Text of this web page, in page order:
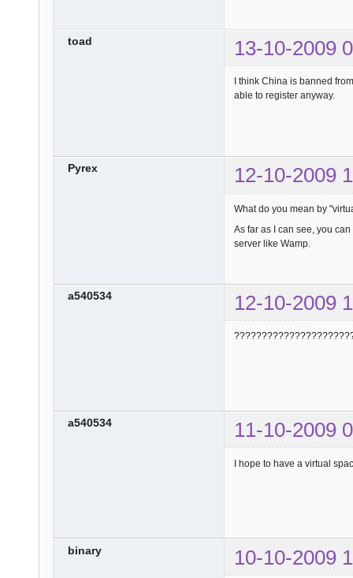
toad 13-10-2009
I think China is banned
able to register anyway.
Pyrex 12-10-2009
What do you mean by
As far as I can see, you
server like Wamp.
a540534 12-10-2009
a540534 11-10-2009
I hope to have a virtual
binary 10-10-2009